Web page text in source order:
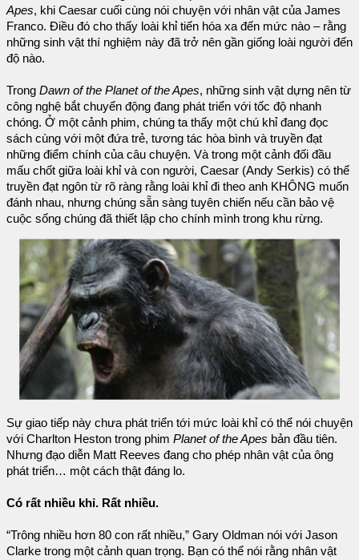
Apes, khi Caesar cuối cùng nói chuyện với nhân vật của James
Franco. Điều đó cho thấy loài khỉ tiến hóa xa đến mức nào – rằng
những sinh vật thí nghiệm này đã trở nên gần giống loài người đến
độ nào.
Trong Dawn of the Planet of the Apes, những sinh vật dựng nên từ
công nghệ bắt chuyển động đang phát triển với tốc độ nhanh
chóng. Ở một cảnh phim, chúng ta thấy một chú khỉ đang đọc
sách cùng với một đứa trẻ, tương tác hòa bình và truyền đạt
những điểm chính của câu chuyện. Và trong một cảnh đối đầu
mấu chốt giữa loài khỉ và con người, Caesar (Andy Serkis) có thể
truyền đạt ngôn từ rõ ràng rằng loài khỉ đi theo anh KHÔNG muốn
đánh nhau, nhưng chúng sẵn sàng tuyên chiến nếu cần bảo vệ
cuộc sống chúng đã thiết lập cho chính mình trong khu rừng.
Sự giao tiếp này chưa phát triển tới mức loài khỉ có thể nói chuyện
với Charlton Heston trong phim Planet of the Apes bản đầu tiên.
Nhưng đạo diễn Matt Reeves đang cho phép nhân vật của ông
phát triển… một cách thật đáng lo.
Có rất nhiều khỉ. Rất nhiều.
“Trông nhiều hơn 80 con rất nhiều,” Gary Oldman nói với Jason
Clarke trong một cảnh quan trọng. Bạn có thể nói rằng nhân vật